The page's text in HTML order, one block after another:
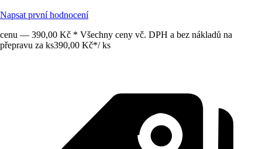
Napsat první hodnocení
cenu — 390,00 Kč * Všechny ceny vč. DPH a bez nákladů na
přepravu za ks390,00 Kč*/ ks